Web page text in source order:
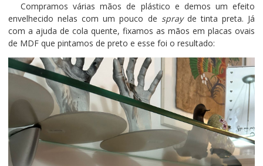
Compramos várias mãos de plástico e demos um efeito
envelhecido nelas com um pouco de sprayde tinta preta. Já
com a ajuda de cola quente, fixamos as mãos em placas ovais
de MDF que pintamos de preto e esse foi o resultado: